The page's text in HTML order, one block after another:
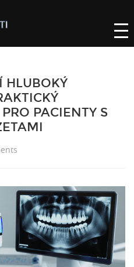
HLUBOKÝ
PACIENTY S